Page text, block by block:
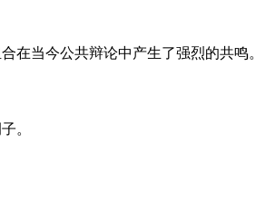
在当今公共辩论中产生了强烈的共鸣。
。